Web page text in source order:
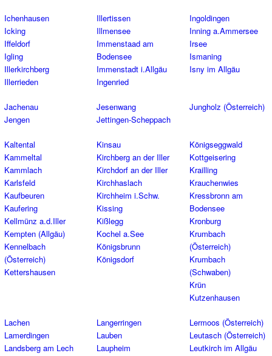
Ichenhausen
Icking
Iffeldorf
Igling
Illerkirchberg
Illerrieden
Illertissen
Illmensee
Immenstaad am
Bodensee
Immenstadt i.Allgäu
Ingenried
Ingoldingen
Inning a.Ammersee
Irsee
Ismaning
Isny im Allgäu
Jachenau
Jengen
Jesenwang
Jettingen-Scheppach
Jungholz (Österreich)
Kaltental
Kammeltal
Kammlach
Karlsfeld
Kaufbeuren
Kaufering
Kellmünz a.d.Iller
Kempten (Allgäu)
Kennelbach
(Österreich)
Kettershausen
Kinsau
Kirchberg an der Iller
Kirchdorf an der Iller
Kirchhaslach
Kirchheim i.Schw.
Kissing
Kißlegg
Kochel a.See
Königsbrunn
Königsdorf
Königseggwald
Kottgeisering
Krailling
Krauchenwies
Kressbronn am
Bodensee
Kronburg
Krumbach
(Österreich)
Krumbach
(Schwaben)
Krün
Kutzenhausen
Lachen
Lamerdingen
Landsberg am Lech
Langerringen
Lauben
Laupheim
Lermoos (Österreich)
Leutasch (Österreich)
Leutkirch im Allgäu